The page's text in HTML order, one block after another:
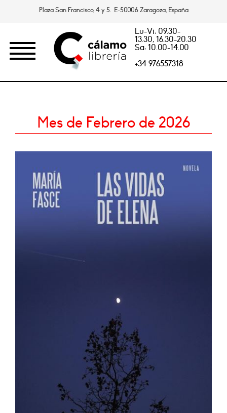
Plaza San Francisco, 4 y 5. E-50006 Zaragoza, España
Lu-Vi: 09.30-
13.30, 16.30-20.30
Sa: 10.00-14.00
+34 976557318
Mes de Febrero de 2026